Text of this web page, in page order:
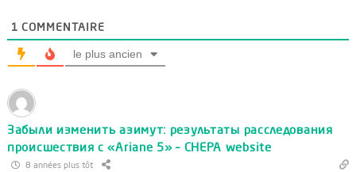
1 COMMENTAIRE
le plus ancien
Забыли изменить азимут: результаты расследования
происшествия с «Ariane 5» – CHEPA website
8 années plus tôt